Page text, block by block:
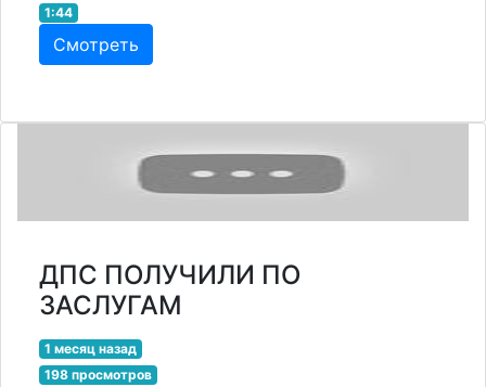
1:44
Смотреть
ДПС ПОЛУЧИЛИ ПО
ЗАСЛУГАМ
1 месяц назад
198 просмотров